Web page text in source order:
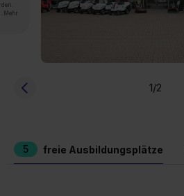
Mehr
1/2
5 freie Ausbildungsplätze